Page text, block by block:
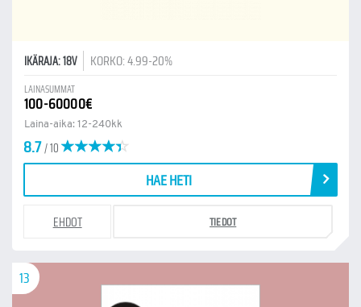
IKÄRAJA: 18V KORKO: 4.99-20%
LAINASUMMAT
100-60000€
Laina-aika: 12-240kk
8.7/ 10
HAE HETI
EHDOT TIEDOT
13